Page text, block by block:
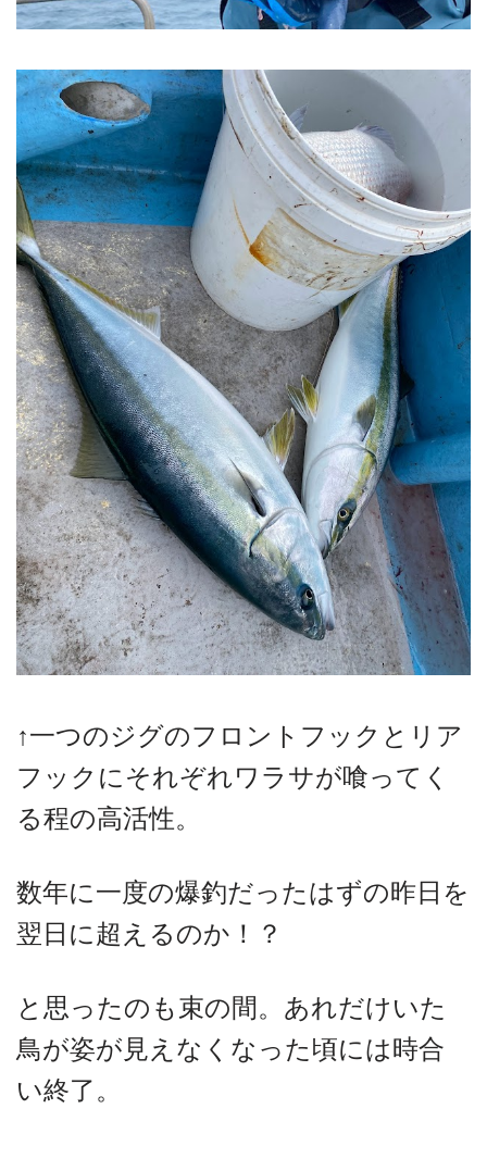
↑一つのジグのフロントフックとリア
フックにそれぞれワラサが喰ってく
る程の高活性。
数年に一度の爆釣だったはずの昨日を
翌日に超えるのか！？
と思ったのも束の間。あれだけいた
鳥が姿が見えなくなった頃には時合
い終了。